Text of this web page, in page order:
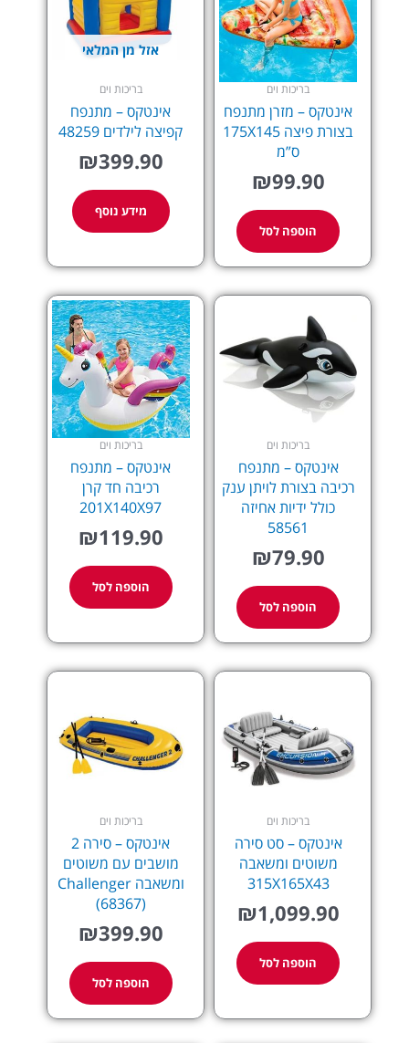
בריכות וים
אינטקס – מזרן מתנפח
בצורת פיצה 175X145
ס”מ
₪99.90
הוספה לסל
אזל מן המלאי
בריכות וים
אינטקס – מתנפח
קפיצה לילדים 48259
₪399.90
מידע נוסף
בריכות וים
אינטקס – מתנפח
רכיבה בצורת לויתן ענק
כולל ידיות אחיזה
58561
₪79.90
הוספה לסל
בריכות וים
אינטקס – מתנפח
רכיבה חד קרן
201X140X97
₪119.90
הוספה לסל
בריכות וים
אינטקס – סט סירה
משוטים ומשאבה
315X165X43
₪1,099.90
הוספה לסל
בריכות וים
אינטקס – סירה 2
מושבים עם משוטים
ומשאבה Challenger
(68367)
₪399.90
הוספה לסל